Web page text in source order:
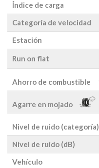
Índice de carga
Categoría de velocidad
Estación
Run on flat
Ahorro de combustible
Agarre en mojado
Nivel de ruido (categoría)
Nivel de ruido (dB)
Vehículo